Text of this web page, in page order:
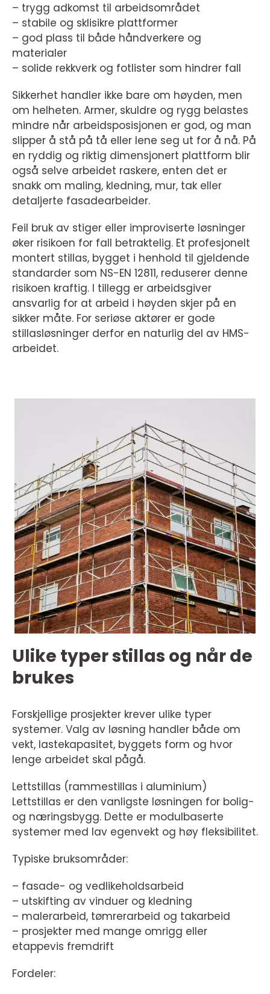
– trygg adkomst til arbeidsområdet
– stabile og sklisikre plattformer
– god plass til både håndverkere og
materialer
– solide rekkverk og fotlister som hindrer fall
Sikkerhet handler ikke bare om høyden, men
om helheten. Armer, skuldre og rygg belastes
mindre når arbeidsposisjonen er god, og man
slipper å stå på tå eller lene seg ut for å nå. På
en ryddig og riktig dimensjonert plattform blir
også selve arbeidet raskere, enten det er
snakk om maling, kledning, mur, tak eller
detaljerte fasadearbeider.
Feil bruk av stiger eller improviserte løsninger
øker risikoen for fall betraktelig. Et profesjonelt
montert stillas, bygget i henhold til gjeldende
standarder som NS-EN 12811, reduserer denne
risikoen kraftig. I tillegg er arbeidsgiver
ansvarlig for at arbeid i høyden skjer på en
sikker måte. For seriøse aktører er gode
stillasløsninger derfor en naturlig del av HMS-
arbeidet.
Ulike typer stillas og når de
brukes
Forskjellige prosjekter krever ulike typer
systemer. Valg av løsning handler både om
vekt, lastekapasitet, byggets form og hvor
lenge arbeidet skal pågå.
Lettstillas (rammestillas i aluminium)
Lettstillas er den vanligste løsningen for bolig-
og næringsbygg. Dette er modulbaserte
systemer med lav egenvekt og høy fleksibilitet.
Typiske bruksområder:
– fasade- og vedlikeholdsarbeid
– utskifting av vinduer og kledning
– malerarbeid, tømrerarbeid og takarbeid
– prosjekter med mange omrigg eller
etappevis fremdrift
Fordeler: